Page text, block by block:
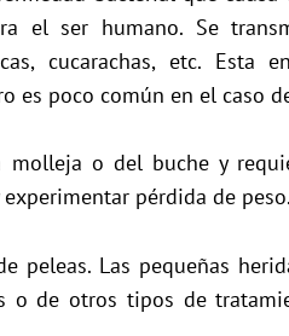
el ser humano. Se
cucarachas, etc. Esta
es poco común en el caso
o del buche y
pérdida de peso.
peleas. Las pequeñas
o de otros tipos de